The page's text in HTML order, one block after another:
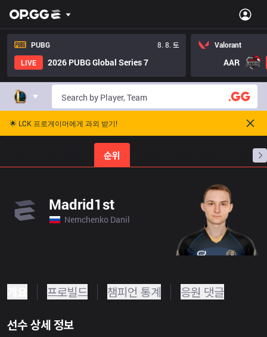
PUBG
8. 8. 토
LIVE
2026 PUBG Global Series 7
Valorant
AAR
🌟 LCK 프로게이머에게 과외 받기!
순위 프로빌
Madrid1st
Nemchenko Danil
프로빌드 챔피언 통계 응원 댓글
선수 상세 정보